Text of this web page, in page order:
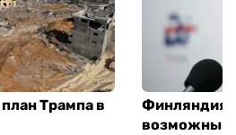
Трампа в
Финляндия
возможным